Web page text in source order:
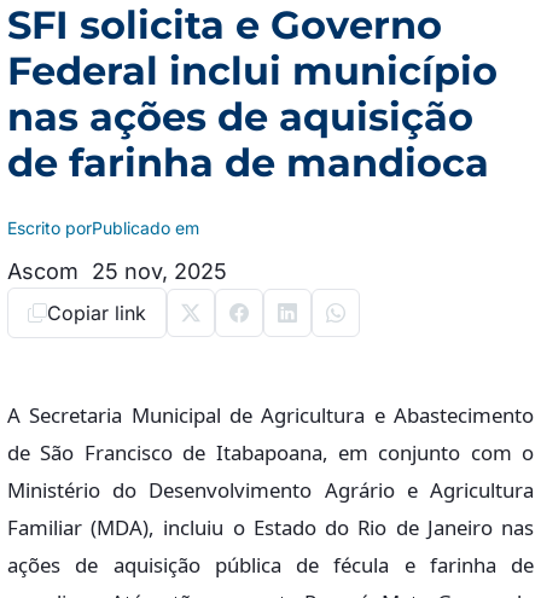
SFI solicita e Governo
Federal inclui município
nas ações de aquisição
de farinha de mandioca
Escrito por
Ascom
Publicado em
25 nov, 2025
Copiar link
A Secretaria Municipal de Agricultura e Abastecimento
de São Francisco de Itabapoana, em conjunto com o
Ministério do Desenvolvimento Agrário e Agricultura
Familiar (MDA), incluiu o Estado do Rio de Janeiro nas
ações de aquisição pública de fécula e farinha de